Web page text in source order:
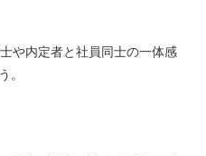
や内定者と社員同士の一体感
。